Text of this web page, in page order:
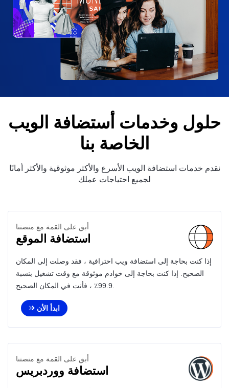
حلول وخدمات أستضافة الويب
الخاصة بنا
نقدم خدمات استضافة الويب الأسرع والأكثر موثوقية والأكثر أمانًا
لجميع احتياجات عملك
أبق على القمة مع منصتنا
استضافة الموقع
إذا كنت بحاجة إلى استضافة ويب احترافية ، فقد وصلت إلى المكان
الصحيح. إذا كنت بحاجة إلى خوادم موثوقة مع وقت تشغيل بنسبة
ابدأ الأن
أبق على القمة مع منصتنا
استضافة ووردبريس